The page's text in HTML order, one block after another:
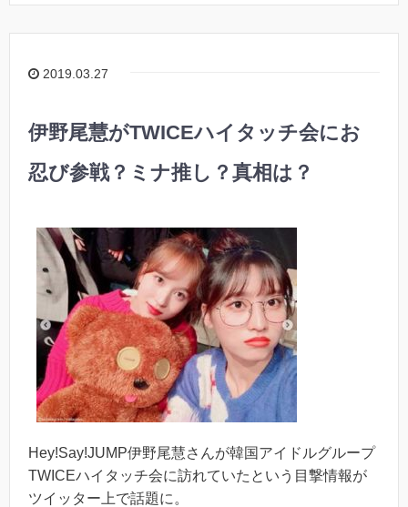
2019.03.27
伊野尾慧がTWICEハイタッチ会にお
忍び参戦？ミナ推し？真相は？
Hey!Say!JUMP伊野尾慧さんが韓国アイドルグループ
TWICEハイタッチ会に訪れていたという目撃情報が
ツイッター上で話題に。